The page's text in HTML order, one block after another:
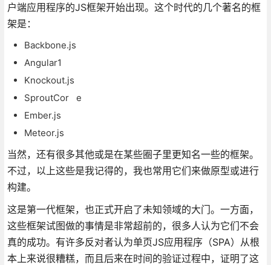
户端应用程序的JS框架开始出现。这个时代的几个著名的框
架是：
Backbone.js
Angular1
Knockout.js
SproutCor e
Ember.js
Meteor.js
当然，还有很多其他或是在某些圈子里更知名一些的框架。
不过，以上这些是我记得的，我也常用它们来做原型或进行
构建。
这是第一代框架，也正式开启了未知领域的大门。一方面，
这些框架试图做的事情是非常超前的，很多人认为它们不会
真的成功。有许多反对者认为单页JS应用程序（SPA）从根
本上来说很糟糕，而且后来在时间的验证过程中，证明了这